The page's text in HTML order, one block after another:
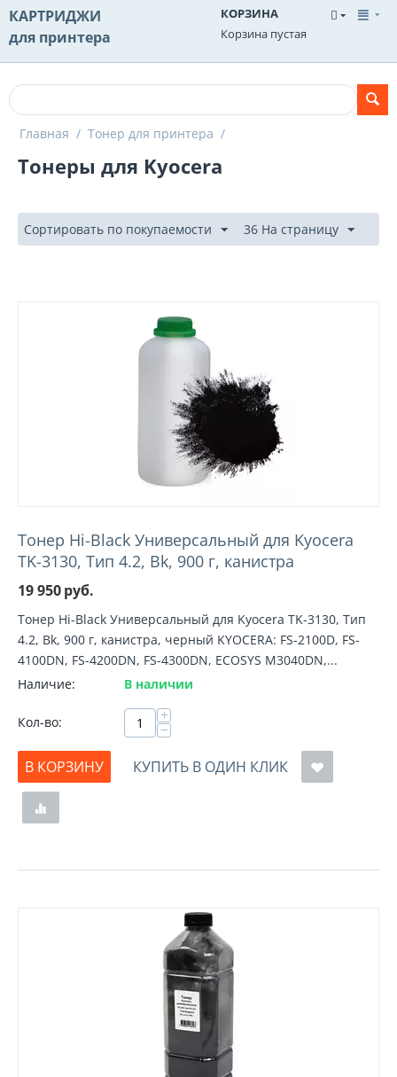
КАРТРИДЖИ
для принтера
КОРЗИНА
Корзина пустая
Главная / Тонер для принтера /
Тонеры для Kyocera
Сортировать по покупаемости 36 На страницу
Тонер Hi-Black Универсальный для Kyocera
TK-3130, Тип 4.2, Bk, 900 г, канистра
19 950руб.
Тонер Hi-Black Универсальный для Kyocera TK-3130, Тип
4.2, Bk, 900 г, канистра, черный KYOCERA: FS-2100D, FS-
4100DN, FS-4200DN, FS-4300DN, ECOSYS M3040DN,...
Наличие:
В наличии
Кол-во: +
−
В КОРЗИНУ
КУПИТЬ В ОДИН КЛИК